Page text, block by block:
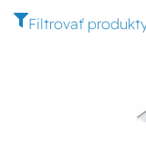
Filtrovať